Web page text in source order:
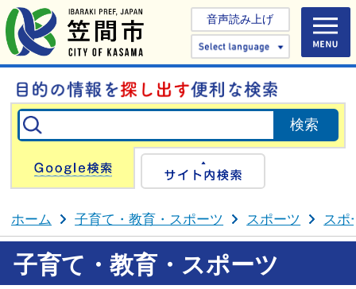
音声読み上げ
Select
Google検索
ホーム 子育て・教育・スポーツ スポーツ スポ
子育て・教育・スポーツ